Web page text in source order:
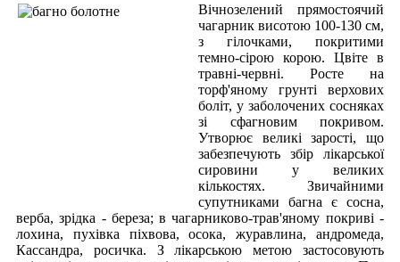
Вічнозелений прямостоячий
чагарник висотою 100-130 см,
з гілочками, покритими
темно-сірою корою. Цвіте в
травні-червні. Росте на
торф'яному грунті верхових
боліт, у заболочених сосняках
зі сфагновим покривом.
Утворює великі зарості, що
забезпечують збір лікарської
сировини у великих
кількостях. Звичайними
супутниками багна є сосна,
верба, зрідка - береза; в чагарниково-трав'яному покриві -
лохина, пухівка піхвова, осока, журавлина, андромеда,
Кассандра, росичка. З лікарською метою застосовують